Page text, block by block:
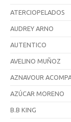
ATERCIOPELADOS
AUDREY ARNO
AUTENTICO
AVELINO MUÑOZ
AZNAVOUR
AZÚCAR MORENO
B.B KING